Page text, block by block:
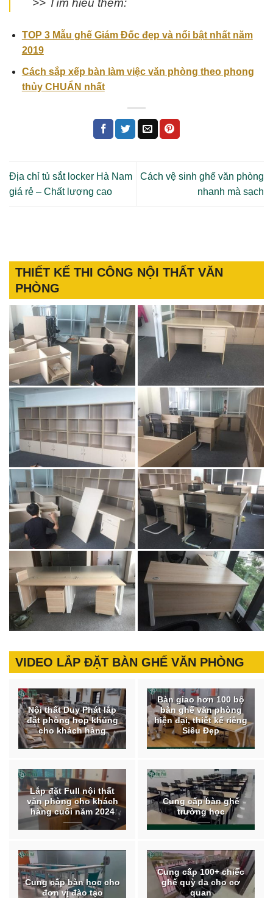
>> Tìm hiểu thêm:
TOP 3 Mẫu ghế Giám Đốc đẹp và nổi bật nhất năm
2019
Cách sắp xếp bàn làm việc văn phòng theo phong
thủy CHUẨN nhất
Địa chỉ tủ sắt locker Hà Nam
giá rẻ – Chất lượng cao
Cách vệ sinh ghế văn phòng
nhanh mà sạch
THIẾT KẾ THI CÔNG NỘI THẤT VĂN
PHÒNG
VIDEO LẮP ĐẶT BÀN GHẾ VĂN PHÒNG
Nội thất Duy Phát lắp
đặt phòng họp khủng
cho khách hàng
Bàn giao hơn 100 bộ
bàn ghế văn phòng
hiện đại, thiết kế riêng
Siêu Đẹp
Lắp đặt Full nội thất
văn phòng cho khách
hàng cuối năm 2024
Cung cấp bàn ghế
trường học
Cung cấp bàn học cho
đơn vị đào tạo
Cung cấp 100+ chiếc
ghế quỳ da cho cơ
quan